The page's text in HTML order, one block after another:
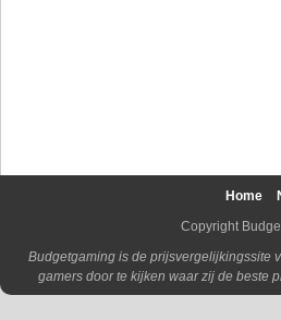
Home
Copyright
Budgetgaming is de prijsvergelijkingssite
gamers door te kijken waar zij de beste